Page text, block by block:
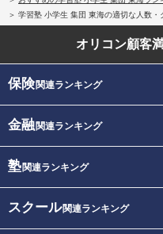
学習塾 小学生 集団 東海の適切な人数・
オリコン顧客
保険関連ランキング
金融関連ランキング
塾関連ランキング
スクール関連ランキング